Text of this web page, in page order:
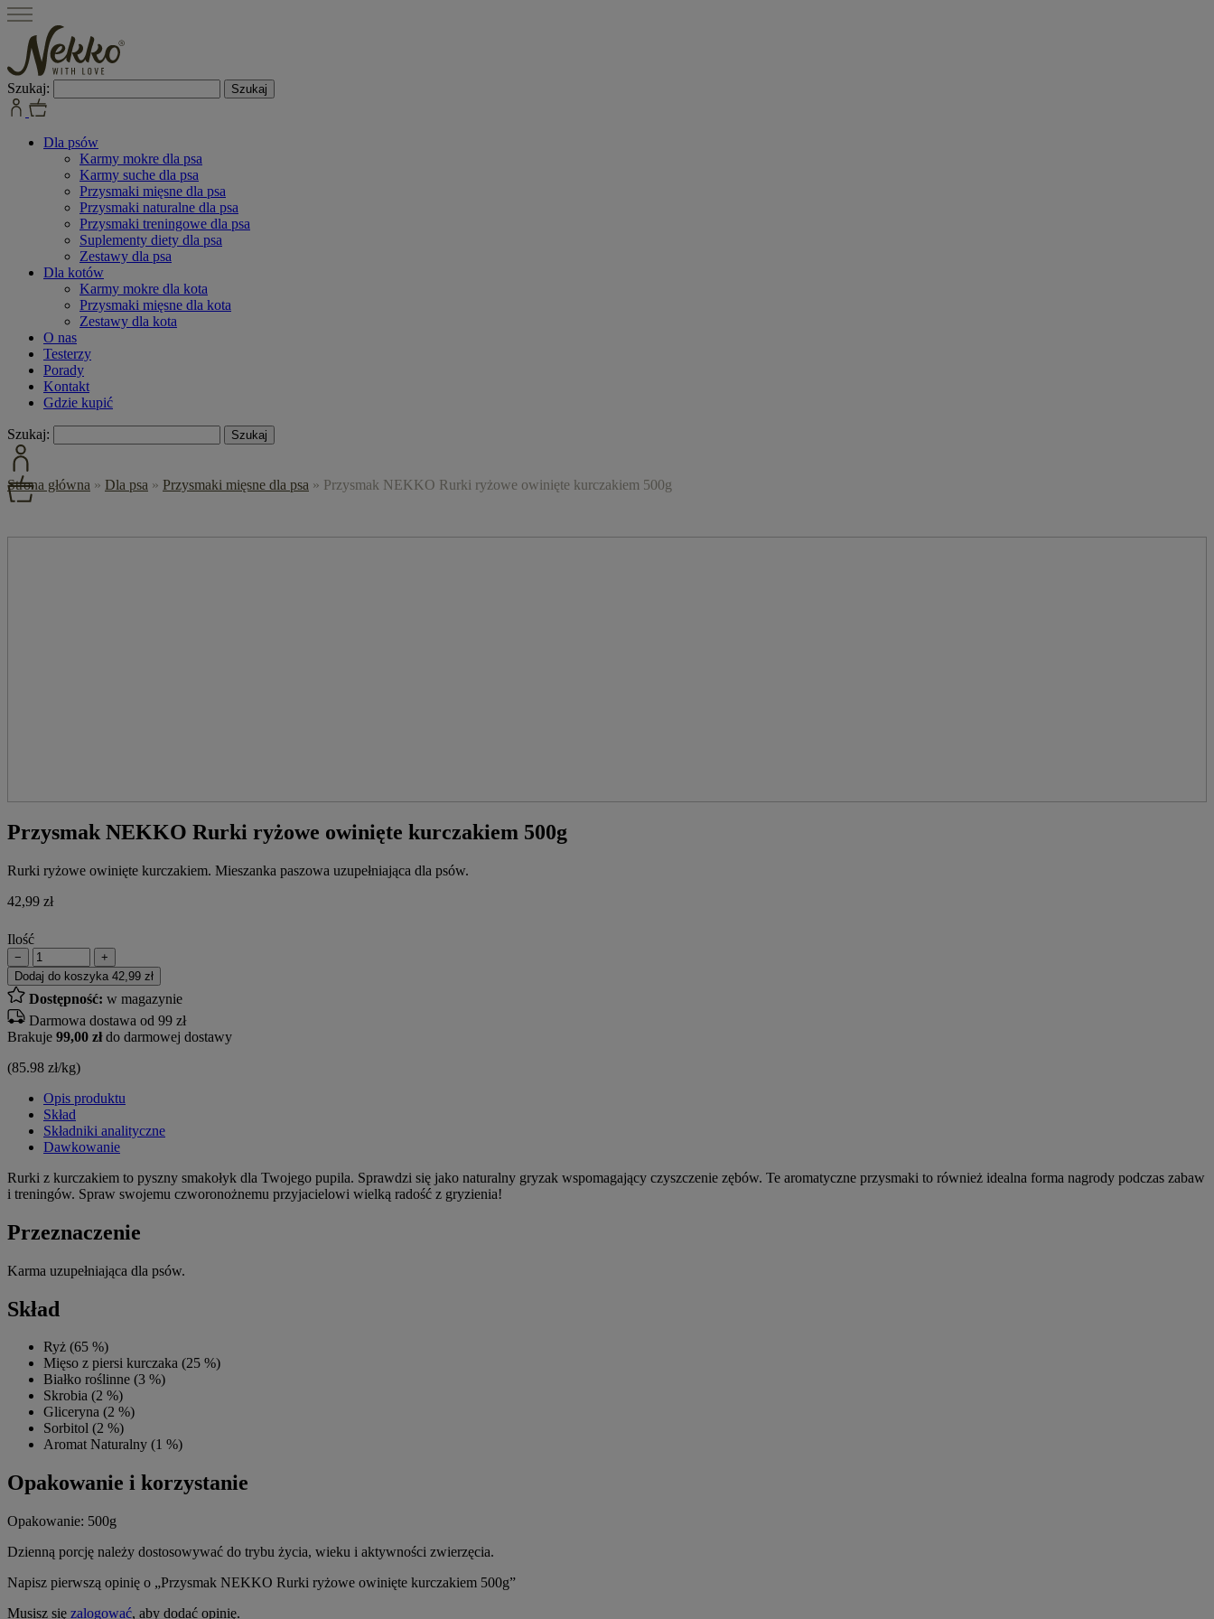
Szukaj:
Dla psów
Karmy mokre dla psa
Karmy suche dla psa
Przysmaki mięsne dla psa
Przysmaki naturalne dla psa
Przysmaki treningowe dla psa
Suplementy diety dla psa
Zestawy dla psa
Dla kotów
Karmy mokre dla kota
Przysmaki mięsne dla kota
Zestawy dla kota
O nas
Testerzy
Porady
Kontakt
Gdzie kupić
Szukaj:
Strona główna » Dla psa » Przysmaki mięsne dla psa » Przysmak NEKKO Rurki ryżowe owinięte kurczakiem 500g
Przysmak NEKKO Rurki ryżowe owinięte kurczakiem 500g
Rurki ryżowe owinięte kurczakiem. Mieszanka paszowa uzupełniająca dla psów.
42,99 zł
Ilość
−
+
Dodaj do koszyka 42,99 zł
Dostępność: w magazynie
Darmowa dostawa od 99 zł
Brakuje 99,00 złdo darmowej dostawy
(85.98 zł/kg)
Opis produktu
Skład
Składniki analityczne
Dawkowanie
Rurki z kurczakiem to pyszny smakołyk dla Twojego pupila. Sprawdzi się jako naturalny gryzak wspomagający czyszczenie zębów. Te aromatyczne przysmaki to również idealna forma nagrody podczas zabaw
i treningów. Spraw swojemu czworonożnemu przyjacielowi wielką radość z gryzienia!
Przeznaczenie
Karma uzupełniająca dla psów.
Skład
Ryż (65 %)
Mięso z piersi kurczaka (25 %)
Białko roślinne (3 %)
Skrobia (2 %)
Gliceryna (2 %)
Sorbitol (2 %)
Aromat Naturalny (1 %)
Opakowanie i korzystanie
Opakowanie: 500g
Dzienną porcję należy dostosowywać do trybu życia, wieku i aktywności zwierzęcia.
Napisz pierwszą opinię o „Przysmak NEKKO Rurki ryżowe owinięte kurczakiem 500g”
Musisz się zalogować, aby dodać opinię.